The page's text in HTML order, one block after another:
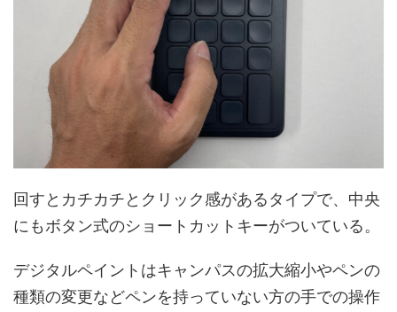
回すとカチカチとクリック感があるタイプで、中央
にもボタン式のショートカットキーがついている。
デジタルペイントはキャンパスの拡大縮小やペンの
種類の変更などペンを持っていない方の手での操作